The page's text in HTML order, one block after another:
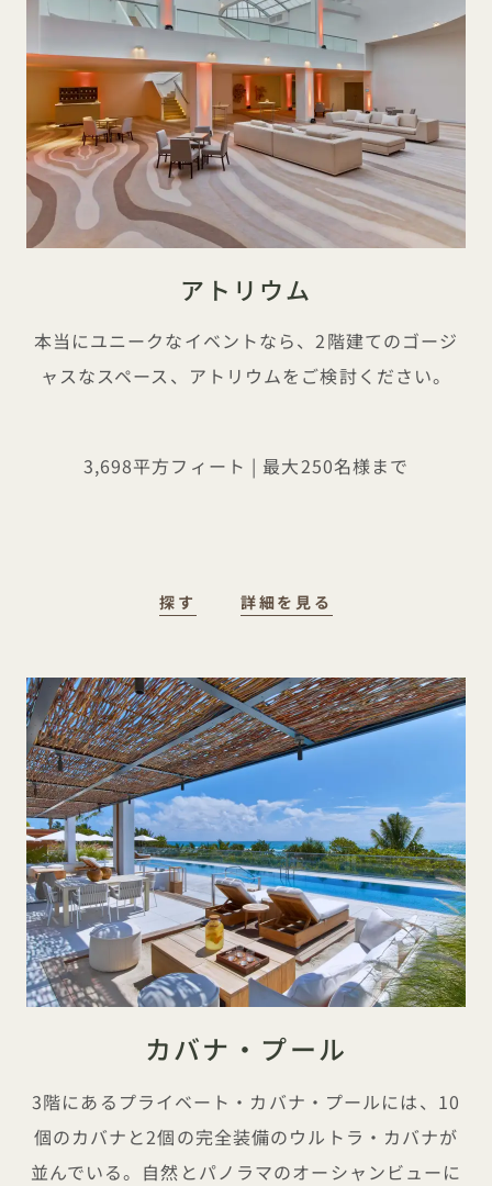
アトリウム
本当にユニークなイベントなら、2階建てのゴージ
ャスなスペース、アトリウムをご検討ください。
3,698平方フィート | 最大250名様まで
探す 詳細を見る
カバナ・プール
3階にあるプライベート・カバナ・プールには、10
個のカバナと2個の完全装備のウルトラ・カバナが
並んでいる。自然とパノラマのオーシャンビューに